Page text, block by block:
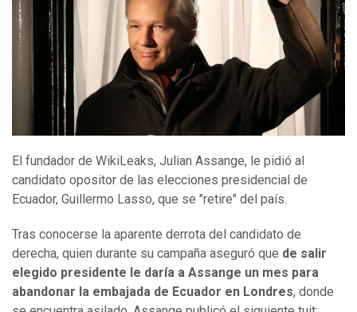
El fundador de WikiLeaks, Julian Assange, le pidió al
candidato opositor de las elecciones presidencial de
Ecuador, Guillermo Lasso, que se "retire" del país.
Tras conocerse la aparente derrota del candidato de
derecha, quien durante su campaña aseguró que de salir
elegido presidente le daría a Assange un mes para
abandonar la embajada de Ecuador en Londres, donde